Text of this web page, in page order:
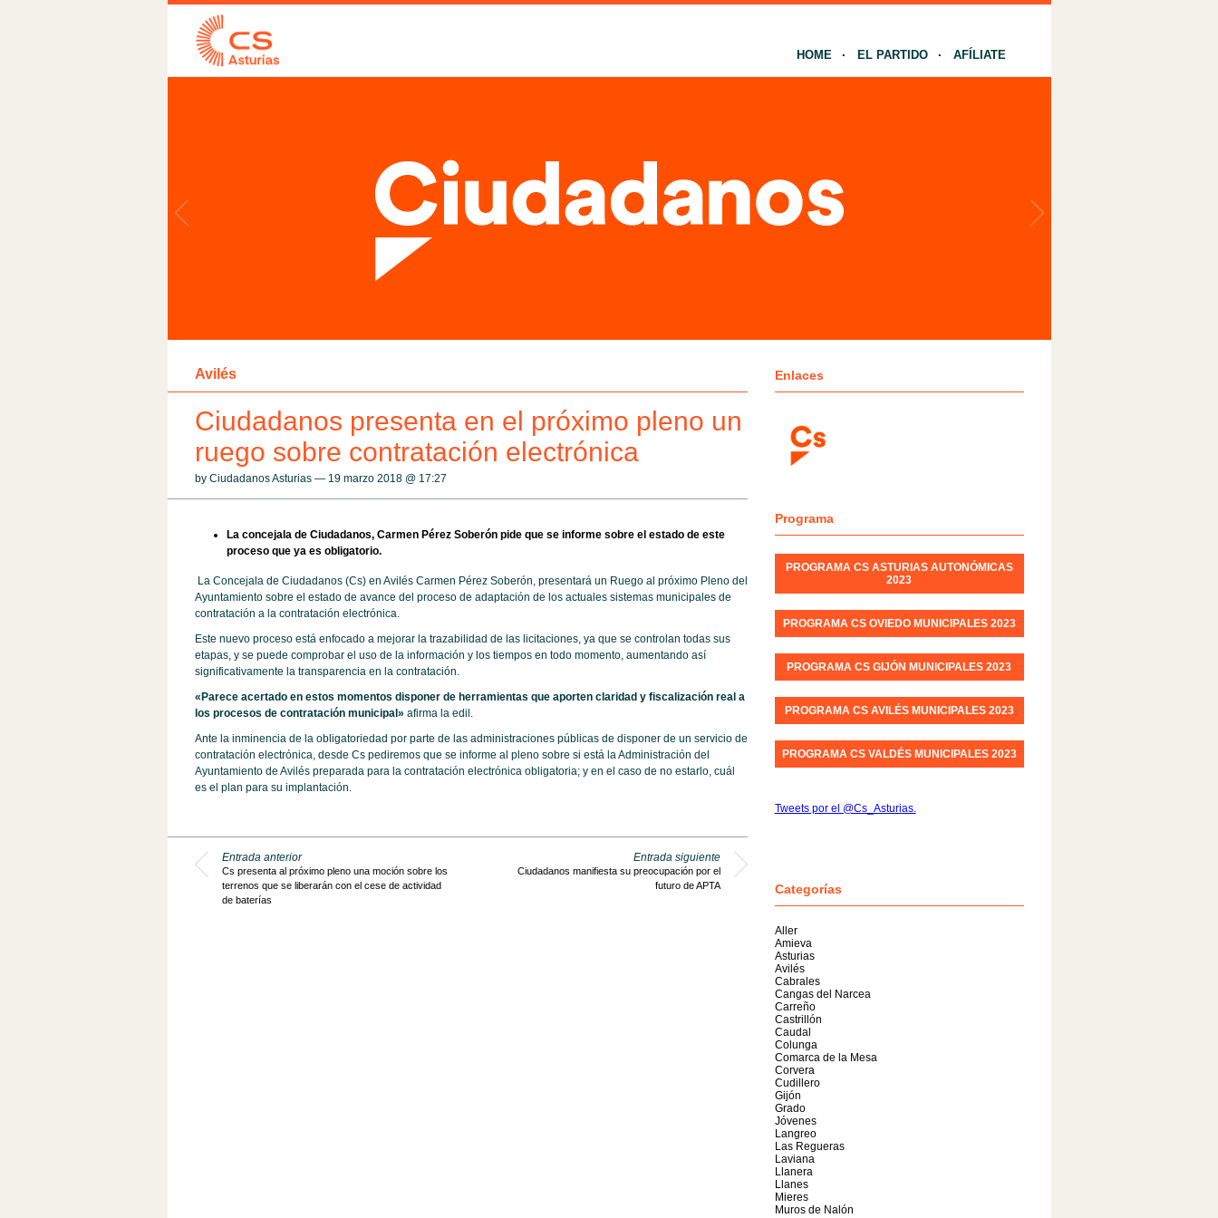
HOME EL PARTIDO AFÍLIATE
Avilés
Ciudadanos presenta en el próximo pleno un
ruego sobre contratación electrónica
by Ciudadanos Asturias — 19 marzo 2018 @ 17:27
La concejala de Ciudadanos, Carmen Pérez Soberón pide que se informe sobre el estado de este
proceso que ya es obligatorio.
La Concejala de Ciudadanos (Cs) en Avilés Carmen Pérez Soberón, presentará un Ruego al próximo Pleno del
Ayuntamiento sobre el estado de avance del proceso de adaptación de los actuales sistemas municipales de
contratación a la contratación electrónica.
Este nuevo proceso está enfocado a mejorar la trazabilidad de las licitaciones, ya que se controlan todas sus
etapas, y se puede comprobar el uso de la información y los tiempos en todo momento, aumentando así
significativamente la transparencia en la contratación.
«Parece acertado en estos momentos disponer de herramientas que aporten claridad y fiscalización real a
los procesos de contratación municipal» afirma la edil.
Ante la inminencia de la obligatoriedad por parte de las administraciones públicas de disponer de un servicio de
contratación electrónica, desde Cs pediremos que se informe al pleno sobre si está la Administración del
Ayuntamiento de Avilés preparada para la contratación electrónica obligatoria; y en el caso de no estarlo, cuál
es el plan para su implantación.
Entrada anterior
Cs presenta al próximo pleno una moción sobre los
terrenos que se liberarán con el cese de actividad
de baterías
Entrada siguiente
Ciudadanos manifiesta su preocupación por el
futuro de APTA
Enlaces
Programa
PROGRAMA CS ASTURIAS AUTONÓMICAS
2023
PROGRAMA CS OVIEDO MUNICIPALES 2023
PROGRAMA CS GIJÓN MUNICIPALES 2023
PROGRAMA CS AVILÉS MUNICIPALES 2023
PROGRAMA CS VALDÉS MUNICIPALES 2023
Tweets por el @Cs_Asturias.
Categorías
Aller
Amieva
Asturias
Avilés
Cabrales
Cangas del Narcea
Carreño
Castrillón
Caudal
Colunga
Comarca de la Mesa
Corvera
Cudillero
Gijón
Grado
Jóvenes
Langreo
Las Regueras
Laviana
Llanera
Llanes
Mieres
Muros de Nalón